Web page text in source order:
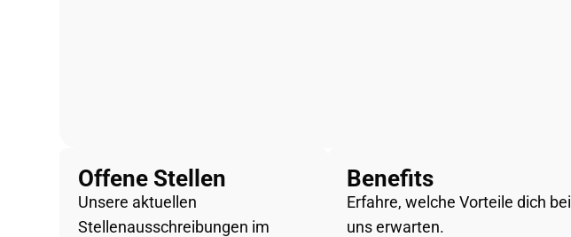
Offene Stellen
Unsere aktuellen
Stellenausschreibungen im
Benefits
Erfahre, welche Vorteile dich bei
uns erwarten.